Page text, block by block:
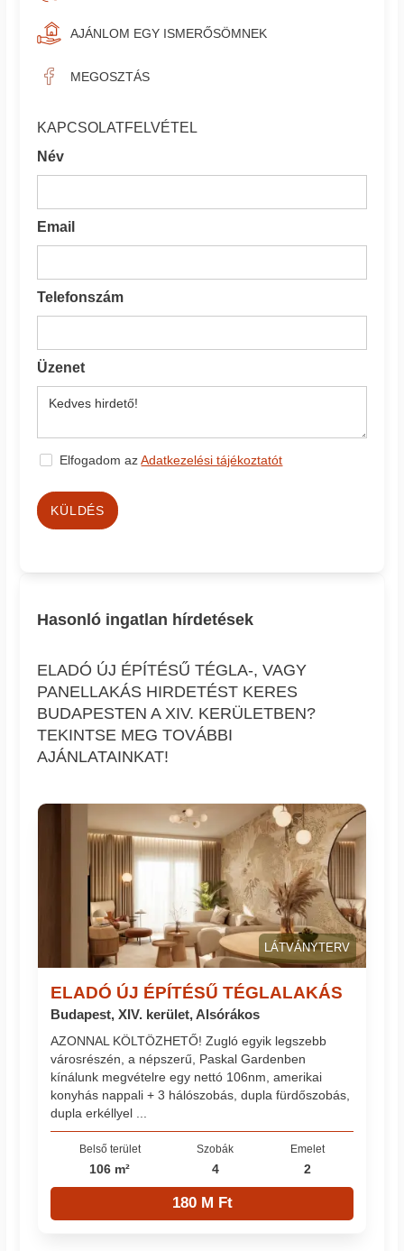
AJÁNLOM EGY ISMERŐSÖMNEK
MEGOSZTÁS
KAPCSOLATFELVÉTEL
Név
Email
Telefonszám
Üzenet
Elfogadom azAdatkezelési tájékoztatót
KÜLDÉS
Hasonló ingatlan hírdetések
ELADÓ ÚJ ÉPÍTÉSŰ TÉGLA-, VAGY
PANELLAKÁS HIRDETÉST KERES
BUDAPESTEN A XIV. KERÜLETBEN?
TEKINTSE MEG TOVÁBBI
AJÁNLATAINKAT!
LÁTVÁNYTERV
ELADÓ ÚJ ÉPÍTÉSŰ TÉGLALAKÁS
Budapest, XIV. kerület, Alsórákos
AZONNAL KÖLTÖZHETŐ! Zugló egyik legszebb
városrészén, a népszerű, Paskal Gardenben
kínálunk megvételre egy nettó 106nm, amerikai
konyhás nappali + 3 hálószobás, dupla fürdőszobás,
dupla erkéllyel ...
Belső terület
106 m²
Szobák
4
Emelet
2
180 M Ft